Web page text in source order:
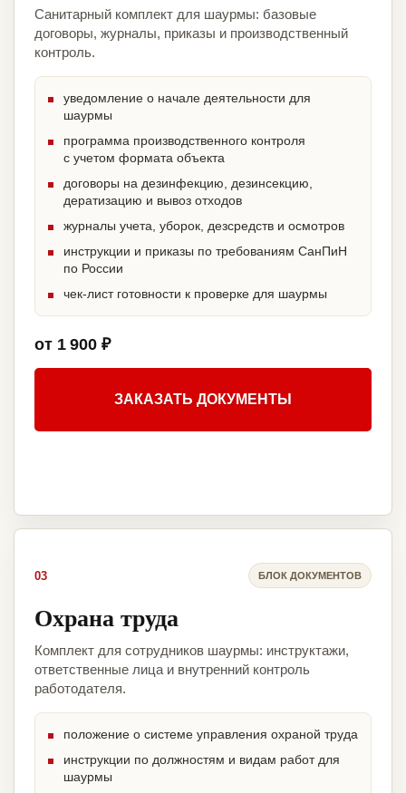
Санитарный комплект для шаурмы: базовые
договоры, журналы, приказы и производственный
контроль.
уведомление о начале деятельности для
шаурмы
программа производственного контроля
с учетом формата объекта
договоры на дезинфекцию, дезинсекцию,
дератизацию и вывоз отходов
журналы учета, уборок, дезсредств и осмотров
инструкции и приказы по требованиям СанПиН
по России
чек-лист готовности к проверке для шаурмы
от 1 900 ₽
ЗАКАЗАТЬ ДОКУМЕНТЫ
03 БЛОК ДОКУМЕНТОВ
Охрана труда
Комплект для сотрудников шаурмы: инструктажи,
ответственные лица и внутренний контроль
работодателя.
положение о системе управления охраной труда
инструкции по должностям и видам работ для
шаурмы